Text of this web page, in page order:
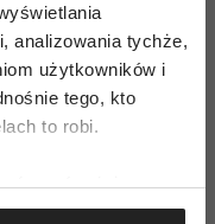
analizowania tychże,
użytkowników i
tego, kto
to robi.
również:
lokalizacji
okolicznościach,